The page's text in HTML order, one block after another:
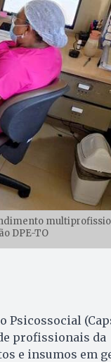
DPE-TO
Psicossocial
profissionais da
e insumos em